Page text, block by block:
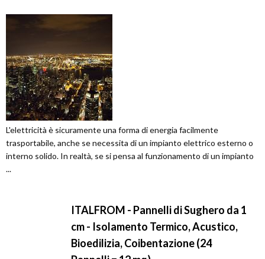
L'elettricità è sicuramente una forma di energia facilmente
trasportabile, anche se necessita di un impianto elettrico esterno o
interno solido. In realtà, se si pensa al funzionamento di un impianto
...
ITALFROM - Pannelli di Sughero da 1
cm - Isolamento Termico, Acustico,
Bioedilizia, Coibentazione (24